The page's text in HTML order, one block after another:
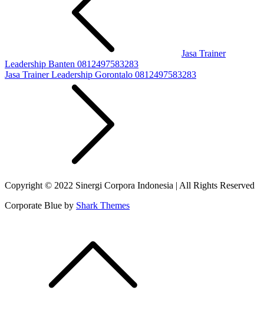
Jasa Trainer
Leadership Banten 0812497583283
Jasa Trainer Leadership Gorontalo 0812497583283
Copyright © 2022 Sinergi Corpora Indonesia | All Rights Reserved
Corporate Blue by Shark Themes